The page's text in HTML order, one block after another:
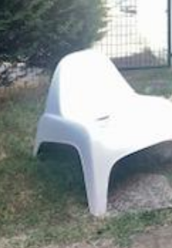
AGE MOYEN
NOMBRE D'HABITANTS
REVENU MENSUEL PAR MÉNAGE
IMMOBILIER
TAUX DE PROPRIÉTAIRES
TAUX D'HABITATION
TAXE FONCIÈRE
QUARTIER
PART DES MÉNAGES SANS
VOITURE
RÉSULTATS DES LYCÉES